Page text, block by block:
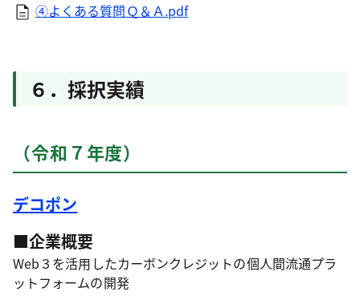
④よくある質問Ｑ＆Ａ.pdf
６．採択実績
（令和７年度）
デコポン
■企業概要
Web３を活用したカーボンクレジットの個人間流通プラ
ットフォームの開発